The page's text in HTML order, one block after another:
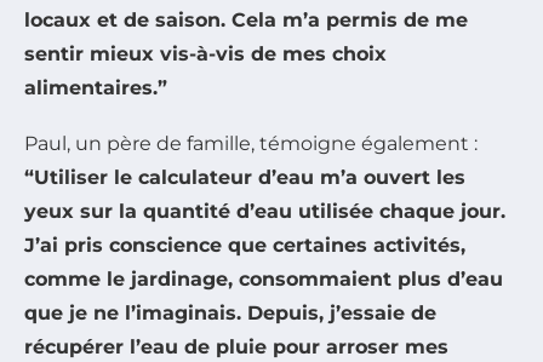
locaux et de saison. Cela m’a permis de me
sentir mieux vis-à-vis de mes choix
alimentaires.”
Paul, un père de famille, témoigne également :
“Utiliser le calculateur d’eau m’a ouvert les
yeux sur la quantité d’eau utilisée chaque jour.
J’ai pris conscience que certaines activités,
comme le jardinage, consommaient plus d’eau
que je ne l’imaginais. Depuis, j’essaie de
récupérer l’eau de pluie pour arroser mes